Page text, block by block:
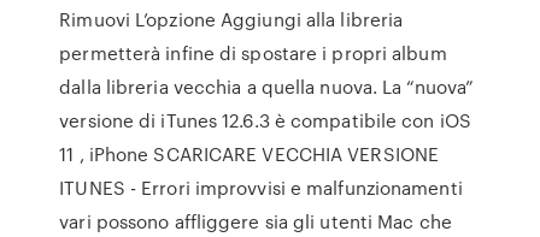
Rimuovi L’opzione Aggiungi alla libreria
permetterà infine di spostare i propri album
dalla libreria vecchia a quella nuova. La “nuova”
versione di iTunes 12.6.3 è compatibile con iOS
11 , iPhone SCARICARE VECCHIA VERSIONE
ITUNES - Errori improvvisi e malfunzionamenti
vari possono affliggere sia gli utenti Mac che